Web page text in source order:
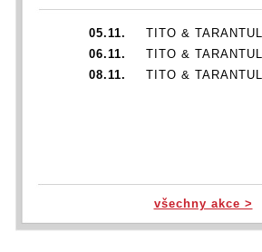
05.11.
TITO &
06.11.
TITO &
08.11.
TITO &
všechny akce >